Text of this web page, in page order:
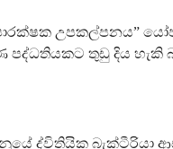
උපකල්පනය”
පද්ධතියකට තුඩු දිය හැකි
ද්විතියික බැක්ටීරියා